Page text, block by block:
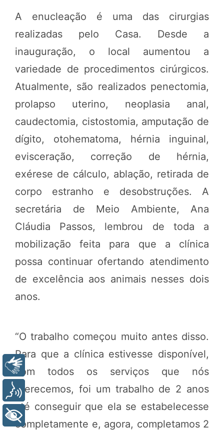
A enucleação é uma das cirurgias
realizadas pelo Casa. Desde a
inauguração, o local aumentou a
variedade de procedimentos cirúrgicos.
Atualmente, são realizados penectomia,
prolapso uterino, neoplasia anal,
caudectomia, cistostomia, amputação de
dígito, otohematoma, hérnia inguinal,
evisceração, correção de hérnia,
exérese de cálculo, ablação, retirada de
corpo estranho e desobstruções. A
secretária de Meio Ambiente, Ana
Cláudia Passos, lembrou de toda a
mobilização feita para que a clínica
possa continuar ofertando atendimento
de excelência aos animais nesses dois
anos.
“O trabalho começou muito antes disso.
Para que a clínica estivesse disponível,
com todos os serviços que nós
oferecemos, foi um trabalho de 2 anos
até conseguir que ela se estabelecesse
completamente e, agora, completamos 2
Voz
+ Acessibilidade